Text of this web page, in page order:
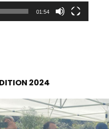
01:54
2024